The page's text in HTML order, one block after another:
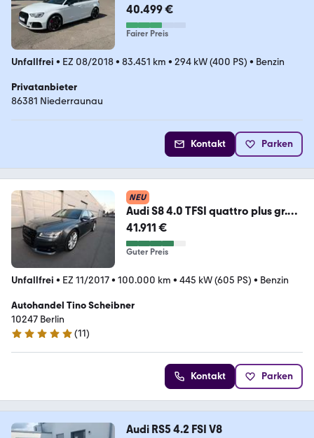
40.499 €
Fairer Preis
Unfallfrei • EZ 08/2018• 83.451 km • 294 kW (400 PS) • Benzin
Privatanbieter
86381 Niederraunau
Kontakt Parken
NEU
Audi S8 4.0 TFSI quattro plus gr.
als RS6
41.911 €
Guter Preis
Unfallfrei • EZ 11/2017• 100.000 km • 445 kW (605 PS) • Benzin
Autohandel Tino Scheibner
10247 Berlin
5 Sterne
(11)
Kontakt Parken
Audi RS5 4.2 FSI V8